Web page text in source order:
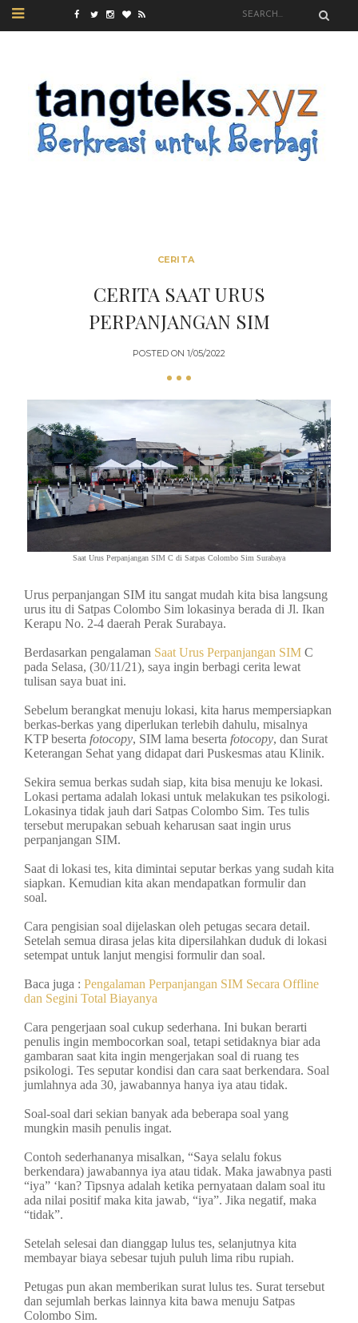
CERITA
CERITA SAAT URUS
PERPANJANGAN SIM
POSTED ON 1/05/2022
Saat Urus Perpanjangan SIM C di Satpas Colombo Sim Surabaya
Urus perpanjangan SIM itu sangat mudah kita bisa langsung
urus itu di Satpas Colombo Sim lokasinya berada di Jl. Ikan
Kerapu No. 2-4 daerah Perak Surabaya.
Berdasarkan pengalaman Saat Urus Perpanjangan SIM C
pada Selasa, (30/11/21), saya ingin berbagi cerita lewat
tulisan saya buat ini.
Sebelum berangkat menuju lokasi, kita harus mempersiapkan
berkas-berkas yang diperlukan terlebih dahulu, misalnya
KTP beserta fotocopy, SIM lama beserta fotocopy, dan Surat
Keterangan Sehat yang didapat dari Puskesmas atau Klinik.
Sekira semua berkas sudah siap, kita bisa menuju ke lokasi.
Lokasi pertama adalah lokasi untuk melakukan tes psikologi.
Lokasinya tidak jauh dari Satpas Colombo Sim. Tes tulis
tersebut merupakan sebuah keharusan saat ingin urus
perpanjangan SIM.
Saat di lokasi tes, kita dimintai seputar berkas yang sudah kita
siapkan. Kemudian kita akan mendapatkan formulir dan
soal.
Cara pengisian soal dijelaskan oleh petugas secara detail.
Setelah semua dirasa jelas kita dipersilahkan duduk di lokasi
setempat untuk lanjut mengisi formulir dan soal.
Baca juga : Pengalaman Perpanjangan SIM Secara Offline
dan Segini Total Biayanya
Cara pengerjaan soal cukup sederhana. Ini bukan berarti
penulis ingin membocorkan soal, tetapi setidaknya biar ada
gambaran saat kita ingin mengerjakan soal di ruang tes
psikologi. Tes seputar kondisi dan cara saat berkendara. Soal
jumlahnya ada 30, jawabannya hanya iya atau tidak.
Soal-soal dari sekian banyak ada beberapa soal yang
mungkin masih penulis ingat.
Contoh sederhananya misalkan, “Saya selalu fokus
berkendara) jawabannya iya atau tidak. Maka jawabnya pasti
“iya” ‘kan? Tipsnya adalah ketika pernyataan dalam soal itu
ada nilai positif maka kita jawab, “iya”. Jika negatif, maka
“tidak”.
Setelah selesai dan dianggap lulus tes, selanjutnya kita
membayar biaya sebesar tujuh puluh lima ribu rupiah.
Petugas pun akan memberikan surat lulus tes. Surat tersebut
dan sejumlah berkas lainnya kita bawa menuju Satpas
Colombo Sim.